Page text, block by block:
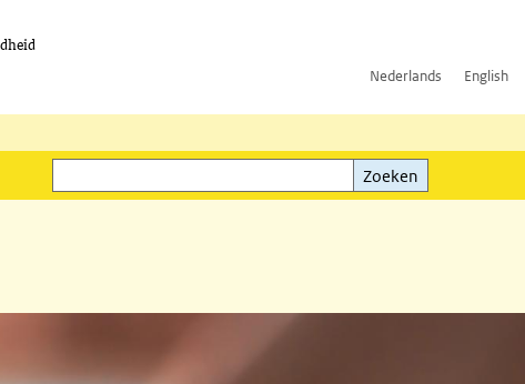
Nederlands English
Zoeken
Zoeken